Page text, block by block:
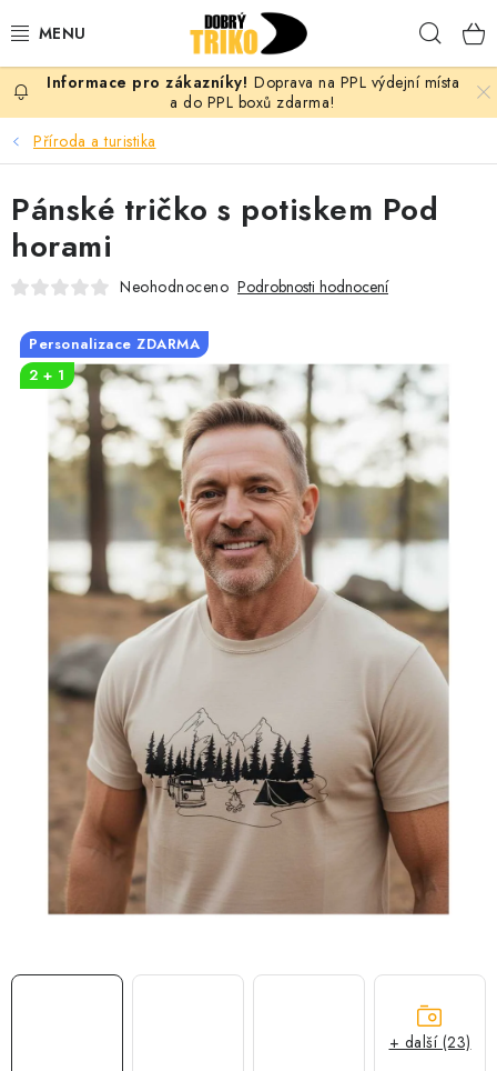
na
PRO ŽENY
PRO MUŽE
PRO DĚTI
PRO PÁRY
VLASTNÍ MOTIV
TRIČKA
MIKINY
OKAMŽITĚ K ODBĚRU
MÁM SRDCE POMÁHÁM
PROVIZNÍ SYSTÉM
Časté otázky
Obchodní podmínky
Zásady zpracování ochrany osobních údajů
Napište nám
Doprava na PPL výdejní místa
a do PPL boxů zdarma!
Příroda a turistika
Pánské tričko s potiskem Pod
horami
Neohodnoceno Podrobnosti hodnocení
Personalizace ZDARMA
2 + 1
+ další (23)